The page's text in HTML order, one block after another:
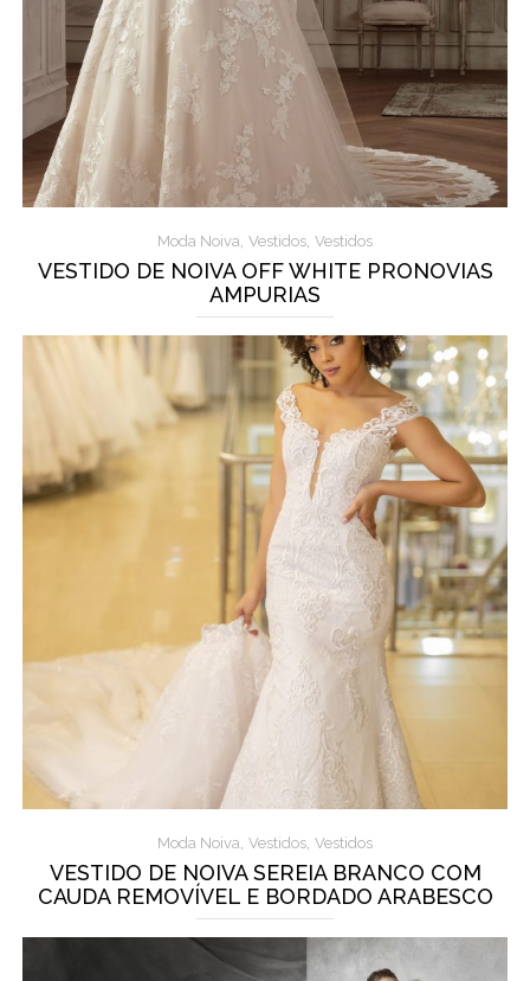
Moda Noiva, Vestidos, Vestidos
VESTIDO DE NOIVA OFF WHITE PRONOVIAS
AMPURIAS
Moda Noiva, Vestidos, Vestidos
VESTIDO DE NOIVA SEREIA BRANCO COM
CAUDA REMOVÍVEL E BORDADO ARABESCO